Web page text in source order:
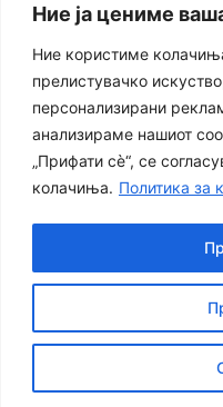
Ние ја цениме
Ние користиме
прелистувачко
персонализирани
анализираме нашиот
„Прифати сè“, се
колачиња. Политика за
“ЕУРО-МАК-КОМПАНИ”
за заштита на печатени
2026Економија и